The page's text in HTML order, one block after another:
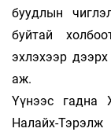
буудлын
буйтай
эхлэхээр дээрх
аж.
Үүнээс гадна
Налайх-